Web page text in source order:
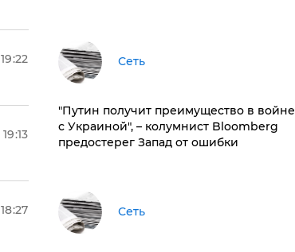
19:22
19:13
18:27
Сеть
"Путин получит преимущество в войне
с Украиной", – колумнист Bloomberg
предостерег Запад от ошибки
Сеть